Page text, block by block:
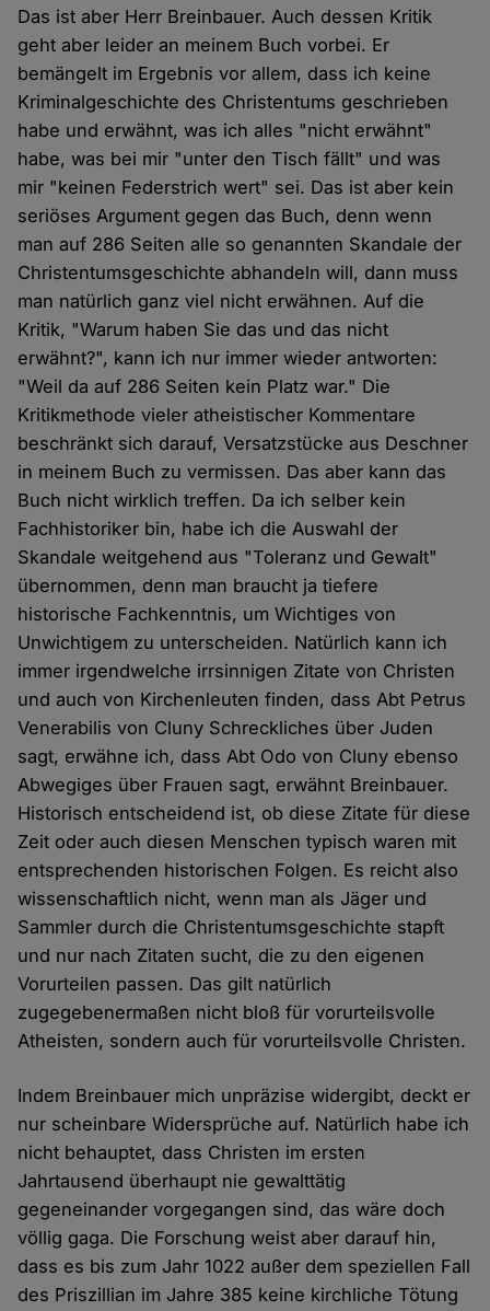
Das ist aber Herr Breinbauer. Auch dessen Kritik
geht aber leider an meinem Buch vorbei. Er
bemängelt im Ergebnis vor allem, dass ich keine
Kriminalgeschichte des Christentums geschrieben
habe und erwähnt, was ich alles "nicht erwähnt"
habe, was bei mir "unter den Tisch fällt" und was
mir "keinen Federstrich wert" sei. Das ist aber kein
seriöses Argument gegen das Buch, denn wenn
man auf 286 Seiten alle so genannten Skandale der
Christentumsgeschichte abhandeln will, dann muss
man natürlich ganz viel nicht erwähnen. Auf die
Kritik, "Warum haben Sie das und das nicht
erwähnt?", kann ich nur immer wieder antworten:
"Weil da auf 286 Seiten kein Platz war." Die
Kritikmethode vieler atheistischer Kommentare
beschränkt sich darauf, Versatzstücke aus Deschner
in meinem Buch zu vermissen. Das aber kann das
Buch nicht wirklich treffen. Da ich selber kein
Fachhistoriker bin, habe ich die Auswahl der
Skandale weitgehend aus "Toleranz und Gewalt"
übernommen, denn man braucht ja tiefere
historische Fachkenntnis, um Wichtiges von
Unwichtigem zu unterscheiden. Natürlich kann ich
immer irgendwelche irrsinnigen Zitate von Christen
und auch von Kirchenleuten finden, dass Abt Petrus
Venerabilis von Cluny Schreckliches über Juden
sagt, erwähne ich, dass Abt Odo von Cluny ebenso
Abwegiges über Frauen sagt, erwähnt Breinbauer.
Historisch entscheidend ist, ob diese Zitate für diese
Zeit oder auch diesen Menschen typisch waren mit
entsprechenden historischen Folgen. Es reicht also
wissenschaftlich nicht, wenn man als Jäger und
Sammler durch die Christentumsgeschichte stapft
und nur nach Zitaten sucht, die zu den eigenen
Vorurteilen passen. Das gilt natürlich
zugegebenermaßen nicht bloß für vorurteilsvolle
Atheisten, sondern auch für vorurteilsvolle Christen.
Indem Breinbauer mich unpräzise widergibt, deckt er
nur scheinbare Widersprüche auf. Natürlich habe ich
nicht behauptet, dass Christen im ersten
Jahrtausend überhaupt nie gewalttätig
gegeneinander vorgegangen sind, das wäre doch
völlig gaga. Die Forschung weist aber darauf hin,
dass es bis zum Jahr 1022 außer dem speziellen Fall
des Priszillian im Jahre 385 keine kirchliche Tötung